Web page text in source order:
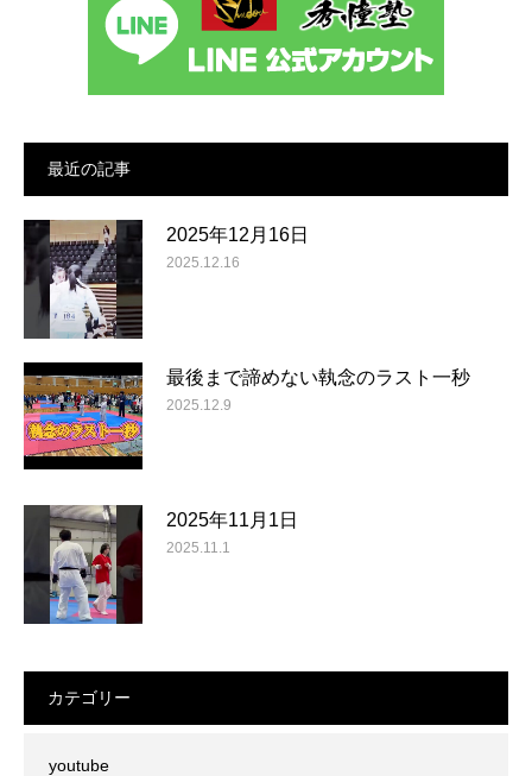
最近の記事
2025年12月16日
2025.12.16
最後まで諦めない執念のラスト一秒
2025.12.9
2025年11月1日
2025.11.1
カテゴリー
youtube